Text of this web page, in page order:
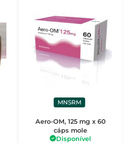
MNSRM
Aero-OM, 125 mg x 60
cáps mole
Disponível